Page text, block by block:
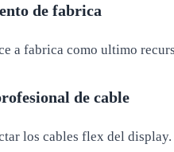
de fabrica
a fabrica como ultimo
de cable
los cables flex del display.